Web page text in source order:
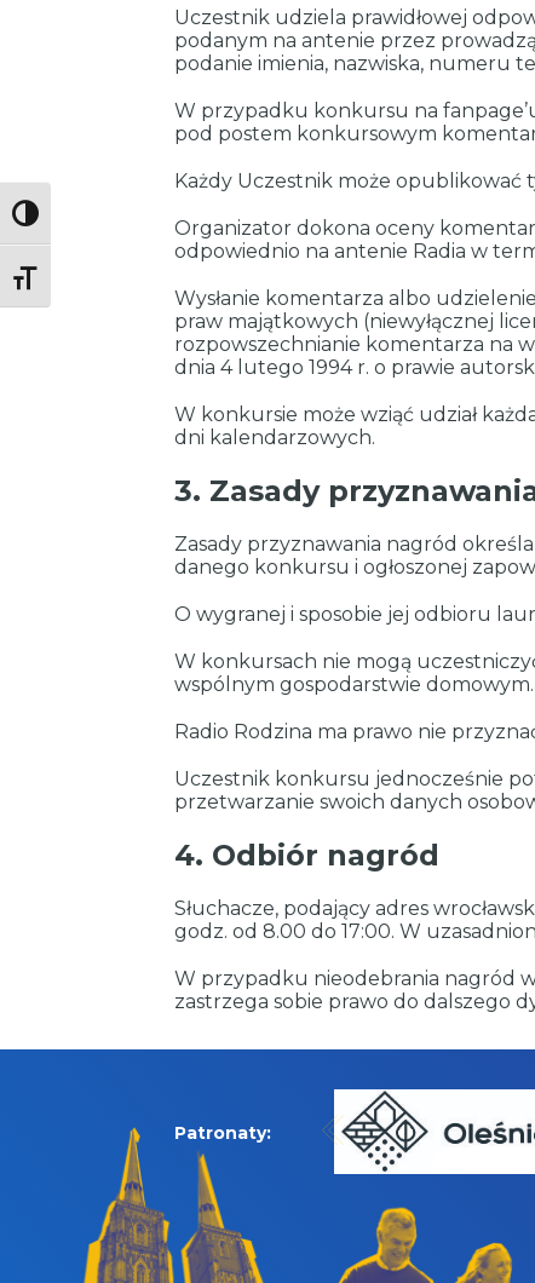
Toggle High Contrast
Toggle Font size
Uczestnik udziela prawidłowej
podanym na antenie przez
podanie imienia, nazwiska, numeru
W przypadku konkursu na
pod postem konkursowym
Każdy Uczestnik może
Organizator dokona oceny
odpowiednio na antenie Radia w
Wysłanie komentarza albo
praw majątkowych (niewyłącznej
rozpowszechnianie komentarza na
dnia 4 lutego 1994 r. o prawie
W konkursie może wziąć udział
dni kalendarzowych.
3. Zasady
Zasady przyznawania nagród
danego konkursu i ogłoszonej
O wygranej i sposobie jej odbioru
W konkursach nie mogą
wspólnym gospodarstwie domowym.
Radio Rodzina ma prawo nie
Uczestnik konkursu jednocześnie
przetwarzanie swoich danych
4. Odbiór nagród
Słuchacze, podający adres
godz. od 8.00 do 17:00. W
W przypadku nieodebrania nagród
zastrzega sobie prawo do dalszego
Patronaty: